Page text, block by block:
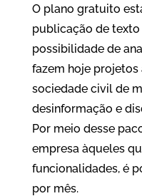
O plano gratuito
publicação de
possibilidade de
fazem hoje
sociedade civil de
desinformação e
Por meio desse
empresa àqueles
funcionalidades, é
por mês.